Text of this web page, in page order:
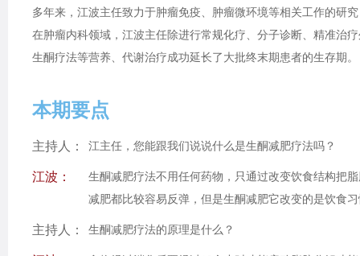
多年来，江波主任致力于肿瘤免疫、肿瘤微环境等相关工作的研
在肿瘤内科领域，江波主任除进行常规化疗、分子诊断、精准治
生酮疗法等营养、代谢治疗成功延长了大批终末期患者的生存期。
本期要点
主持人： 江主任，您能跟我们说说什么是生酮减肥疗法吗？
江波：
生酮减肥疗法不用任何药物，只通过改变饮食结构把
减肥都比较容易反弹，但是生酮减肥它改变的是饮食
主持人： 生酮减肥疗法的原理是什么？